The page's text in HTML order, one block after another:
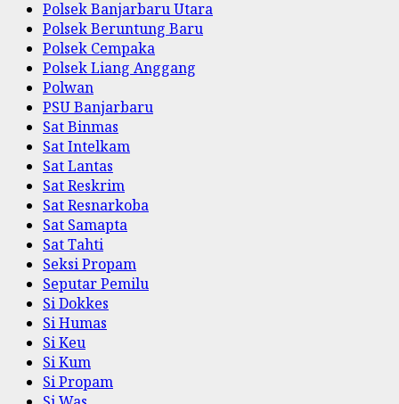
Polsek Banjarbaru Utara
Polsek Beruntung Baru
Polsek Cempaka
Polsek Liang Anggang
Polwan
PSU Banjarbaru
Sat Binmas
Sat Intelkam
Sat Lantas
Sat Reskrim
Sat Resnarkoba
Sat Samapta
Sat Tahti
Seksi Propam
Seputar Pemilu
Si Dokkes
Si Humas
Si Keu
Si Kum
Si Propam